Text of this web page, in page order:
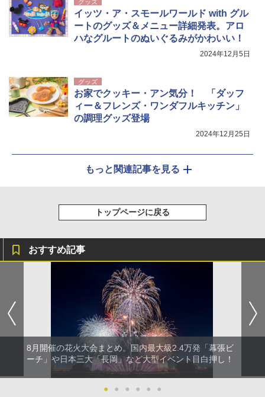
グッズ
イッツ・ア・スモールワールド with グル
ートのグッズ＆メニュー詳細発表。アロ
ハなグルートのぬいぐるみがかわいい！
2024年12月5日
グッズ
お家でクッキー・アン気分！ 「ダッフ
ィー＆フレンズ・ワンダフルキッチン」
の調理グッズ登場
2024年12月25日
もっと関連記事を見る
トップページに戻る
おすすめ記事
8月開催の花火大会まとめ。国内最大級2.4万発「幕張ビ
ーチ」や日本三大「長岡」など大型イベント目白押し！
● ● ● ● ● ●